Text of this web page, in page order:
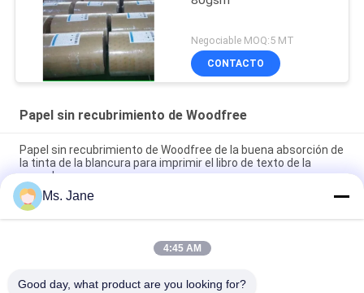
Negociable MOQ:5 MT
CONTACTO
Papel sin recubrimiento de Woodfree
Papel sin recubrimiento de Woodfree de la buena absorción de
la tinta de la blancura para imprimir el libro de texto de la
escuela
Los CF 9,5" de los CB CFB x 11" papel de NCR del papel sin
carbono para las impresoras térmicas despejan imagen
Papel de piedra sintético biodegradable de 160um 200um para
Ms. Jane
4:45 AM
Good day, what product are you looking for?